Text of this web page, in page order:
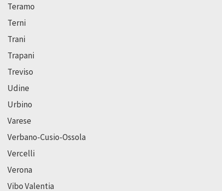
Teramo
Terni
Trani
Trapani
Treviso
Udine
Urbino
Varese
Verbano-Cusio-Ossola
Vercelli
Verona
Vibo Valentia